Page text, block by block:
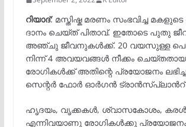
റിയാദ്: മസ്തിഷ്ക മരണം സംഭവിച്ച
ദാനം ചെയ്ത് പിതാവ്. ഇതോടെ പുതു
അഞ്ചു ജീവനുകൾക്ക്. 20 വയസുള്ള
നിന്ന് 4 അവയവങ്ങൾ നീക്കം
രോഗികൾക്ക് അതിന്റെ പ്രയോജനം
സെന്റർ ഫോർ ഓർഗൻ ട്രാൻസ്പ്ലാൻറ്
ഹൃദയം, വൃക്കകൾ, ശ്വാസകോശം, കരൾ
എന്നിവയാണു രോഗികൾക്കു